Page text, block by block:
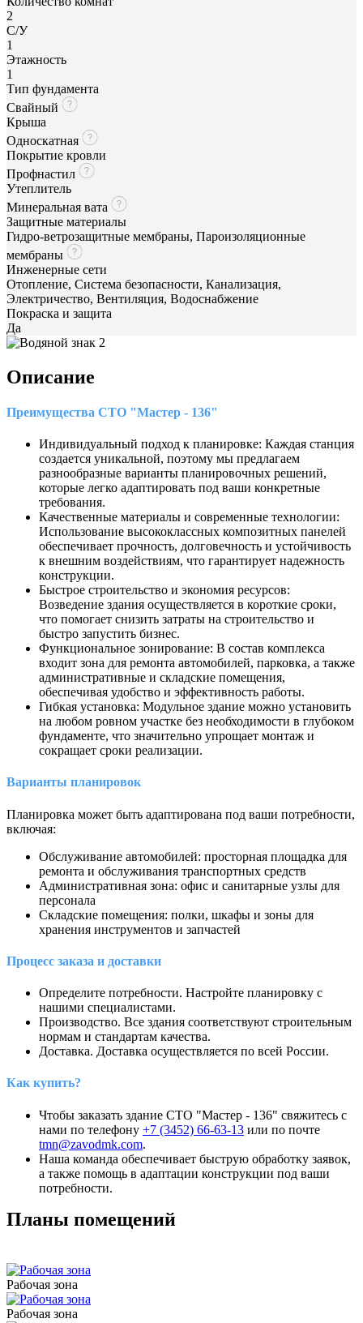
2
С/У
1
Этажность
1
Тип фундамента
Свайный
Крыша
Односкатная
Покрытие кровли
Профнастил
Утеплитель
Минеральная вата
Защитные материалы
Гидро-ветрозащитные мембраны, Пароизоляционные
мембраны
Инженерные сети
Отопление, Система безопасности, Канализация,
Электричество, Вентиляция, Водоснабжение
Покраска и защита
Да
Описание
Преимущества СТО "Мастер - 136"
Индивидуальный подход к планировке: Каждая станция
создается уникальной, поэтому мы предлагаем
разнообразные варианты планировочных решений,
которые легко адаптировать под ваши конкретные
требования.
Качественные материалы и современные технологии:
Использование высококлассных композитных панелей
обеспечивает прочность, долговечность и устойчивость
к внешним воздействиям, что гарантирует надежность
конструкции.
Быстрое строительство и экономия ресурсов:
Возведение здания осуществляется в короткие сроки,
что помогает снизить затраты на строительство и
быстро запустить бизнес.
Функциональное зонирование: В состав комплекса
входит зона для ремонта автомобилей, парковка, а также
административные и складские помещения,
обеспечивая удобство и эффективность работы.
Гибкая установка: Модульное здание можно установить
на любом ровном участке без необходимости в глубоком
фундаменте, что значительно упрощает монтаж и
сокращает сроки реализации.
Варианты планировок
Планировка может быть адаптирована под ваши потребности,
включая:
Обслуживание автомобилей: просторная площадка для
ремонта и обслуживания транспортных средств
Административная зона: офис и санитарные узлы для
персонала
Складские помещения: полки, шкафы и зоны для
хранения инструментов и запчастей
Процесс заказа и доставки
Определите потребности. Настройте планировку с
нашими специалистами.
Производство. Все здания соответствуют строительным
нормам и стандартам качества.
Доставка. Доставка осуществляется по всей России.
Как купить?
Чтобы заказать здание СТО "Мастер - 136" свяжитесь с
нами по телефону +7 (3452) 66-63-13 или по почте
tmn@zavodmk.com.
Наша команда обеспечивает быструю обработку заявок,
а также помощь в адаптации конструкции под ваши
потребности.
Планы помещений
Рабочая зона
Рабочая зона